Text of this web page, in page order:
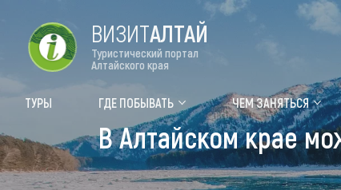
Форум VISIT ALTAI
Туры
ВИЗИТАЛТАЙ
Туристический портал
Алтайского края
ТУРЫ ГДЕ ПОБЫВАТЬ ЧЕМ ЗАНЯТЬСЯ
В Алтайском крае